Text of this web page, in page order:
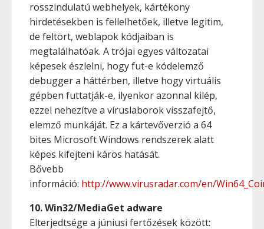
rosszindulatú webhelyek, kártékony
hirdetésekben is fellelhetőek, illetve legitim,
de feltört, weblapok kódjaiban is
megtalálhatóak. A trójai egyes változatai
képesek észlelni, hogy fut-e kódelemző
debugger a háttérben, illetve hogy virtuális
gépben futtatják-e, ilyenkor azonnal kilép,
ezzel nehezítve a víruslaborok visszafejtő,
elemző munkáját. Ez a kártevőverzió a 64
bites Microsoft Windows rendszerek alatt
képes kifejteni káros hatását.
Bővebb
információ: http://www.virusradar.com/en/
10. Win32/MediaGet adware
Elterjedtsége a júniusi fertőzések között: